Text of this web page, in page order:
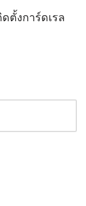
ตั้งการ์ดเรล